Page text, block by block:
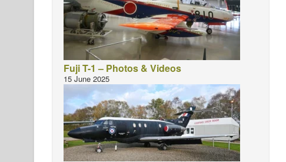
Fuji T-1 – Photos & Videos
15 June 2025